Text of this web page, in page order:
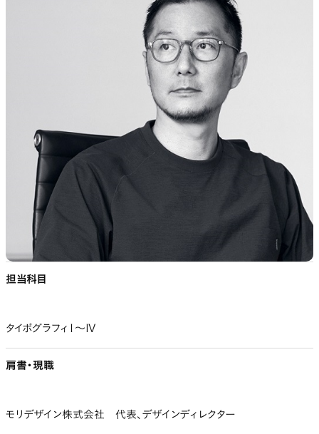
担当科目
タイポグラフィⅠ～Ⅳ
肩書・現職
モリデザイン株式会社 代表、デザインディレクター